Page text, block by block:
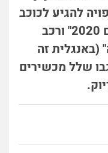
להגיע לכוכב
הלכת מאדים משימת "מאדים 2020" ורכב
זה
שלל מכשירים